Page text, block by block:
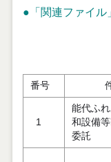
●「関連ファイル
単
番号 件
1
能代ふ
和設備
委託